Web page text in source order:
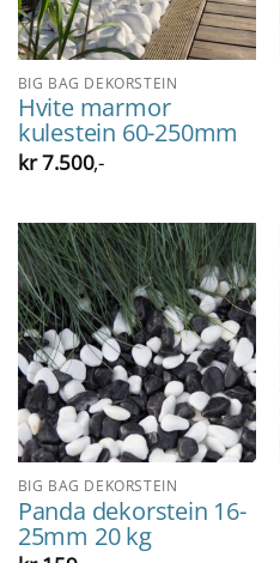
BIG BAG DEKORSTEIN
Hvite marmor
kulestein 60-250mm
kr7.500,-
BIG BAG DEKORSTEIN
Panda dekorstein 16-
25mm 20 kg